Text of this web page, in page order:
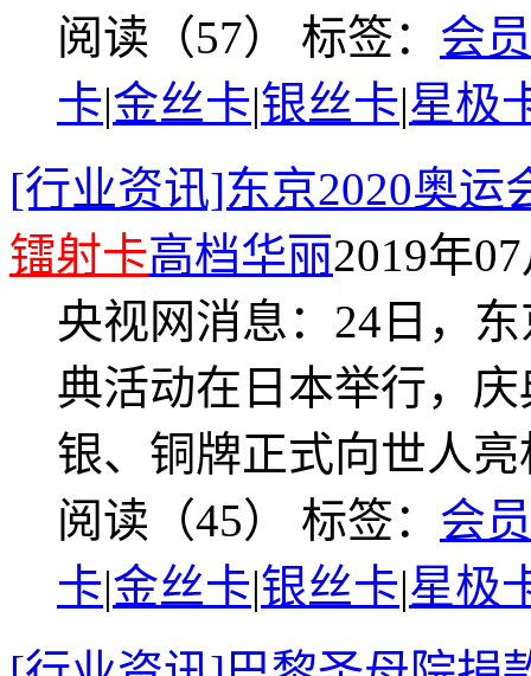
阅读（57） 标签： 会
卡|金丝卡|银丝卡|星极
[行业资讯]东京2020奥运
镭射卡高档华丽2019年
央视网消息：24日，
典活动在日本举行，
银、铜牌正式向世人亮
阅读（45） 标签： 会
卡|金丝卡|银丝卡|星极